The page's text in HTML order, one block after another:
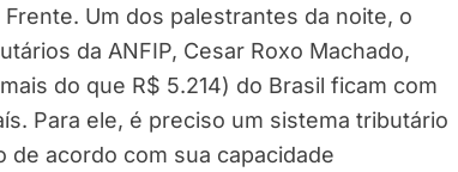
Um dos palestrantes da noite, o
da ANFIP, Cesar Roxo Machado,
do que R$ 5.214) do Brasil ficam com
Para ele, é preciso um sistema tributário
acordo com sua capacidade